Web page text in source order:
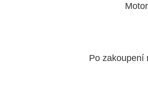
Po zakoupení